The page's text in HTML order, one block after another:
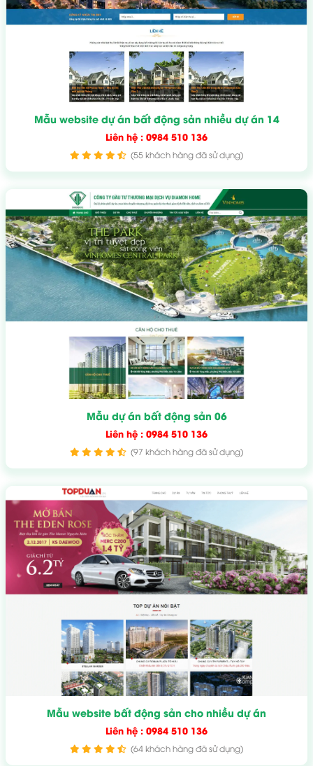
Mẫu website dự án bất động sản nhiều dự án 14
Liên hệ : 0984 510 136
(55 khách hàng đã sử dụng)
Mẫu dự án bất động sản 06
Liên hệ : 0984 510 136
(97 khách hàng đã sử dụng)
Mẫu website bất động sản cho nhiều dự án
Liên hệ : 0984 510 136
(64 khách hàng đã sử dụng)